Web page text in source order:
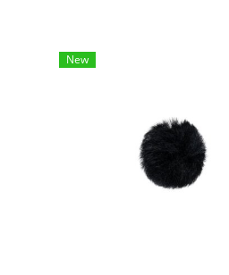
New